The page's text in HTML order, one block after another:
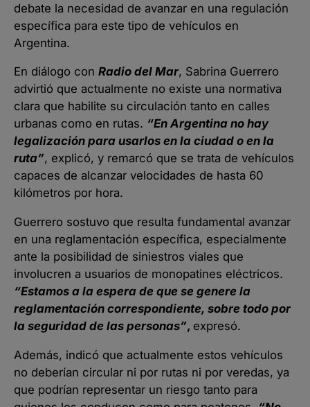
debate la necesidad de avanzar en una regulación
específica para este tipo de vehículos en
Argentina.
En diálogo con Radio del Mar, Sabrina Guerrero
advirtió que actualmente no existe una normativa
clara que habilite su circulación tanto en calles
urbanas como en rutas. “En Argentina no hay
legalización para usarlos en la ciudad o en la
ruta”, explicó, y remarcó que se trata de vehículos
capaces de alcanzar velocidades de hasta 60
kilómetros por hora.
Guerrero sostuvo que resulta fundamental avanzar
en una reglamentación específica, especialmente
ante la posibilidad de siniestros viales que
involucren a usuarios de monopatines eléctricos.
“Estamos a la espera de que se genere la
reglamentación correspondiente, sobre todo por
la seguridad de las personas”, expresó.
Además, indicó que actualmente estos vehículos
no deberían circular ni por rutas ni por veredas, ya
que podrían representar un riesgo tanto para